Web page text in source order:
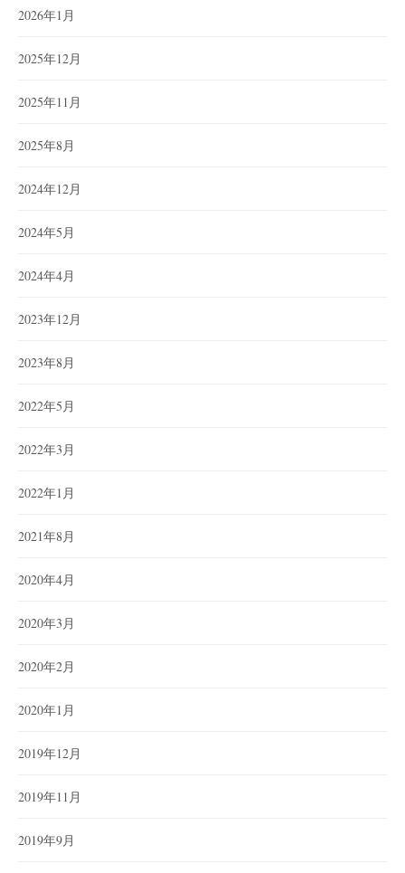
2026年1月
2025年12月
2025年11月
2025年8月
2024年12月
2024年5月
2024年4月
2023年12月
2023年8月
2022年5月
2022年3月
2022年1月
2021年8月
2020年4月
2020年3月
2020年2月
2020年1月
2019年12月
2019年11月
2019年9月